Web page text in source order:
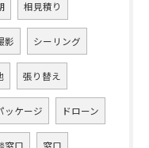
相見積り
影 シーリング
張り替え
ッケージ ドローン